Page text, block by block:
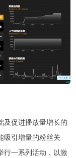
及促进播放量增长的
吸引增量的粉丝关
行一系列活动，以激